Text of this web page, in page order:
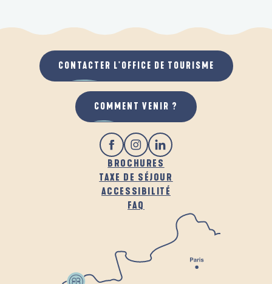
BROCHURES
TAXE DE SÉJOUR
ACCESSIBILITÉ
FAQ
CONTACTER L'OFFICE DE TOURISME
COMMENT VENIR ?